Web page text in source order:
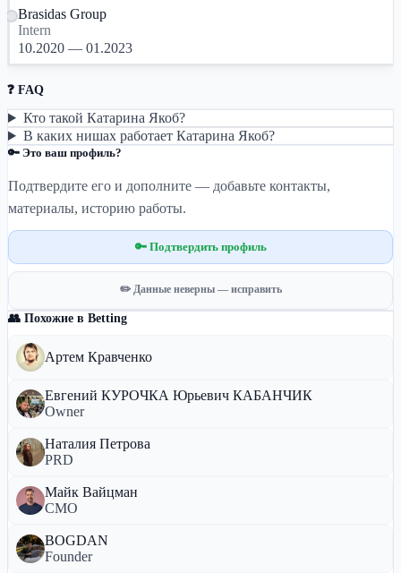
Brasidas Group
Intern
10.2020 — 01.2023
❓ FAQ
Кто такой Катарина Якоб?
В каких нишах работает Катарина Якоб?
🔑 Это ваш профиль?
Подтвердите его и дополните — добавьте контакты,
материалы, историю работы.
🔑 Подтвердить профиль
✏️ Данные неверны — исправить
👥 Похожие в Betting
Артем Кравченко
Евгений КУРОЧКА Юрьевич КАБАНЧИК
Owner
Наталия Петрова
PRD
Майк Вайцман
СМО
BOGDAN
Founder